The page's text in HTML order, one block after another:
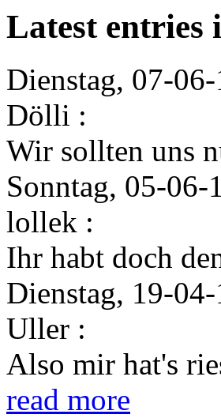
Latest entries
Dienstag, 07-
Dölli :
Wir sollten uns
Sonntag, 05-06-
lollek :
Ihr habt doch
Dienstag, 19-
Uller :
Also mir hat's
read more